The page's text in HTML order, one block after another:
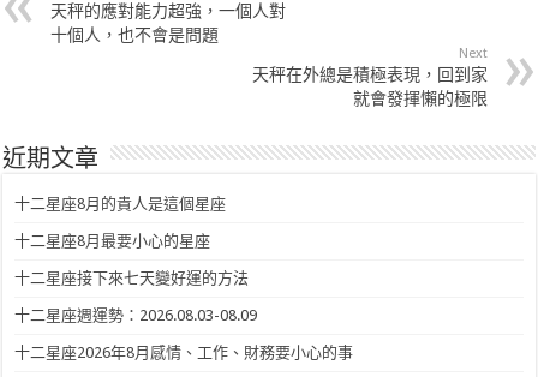
天秤的應對能力超強，一個人對
十個人，也不會是問題
Next
天秤在外總是積極表現，回到家
就會發揮懶的極限
近期文章
十二星座8月的貴人是這個星座
十二星座8月最要小心的星座
十二星座接下來七天變好運的方法
十二星座週運勢：2026.08.03-08.09
十二星座2026年8月感情、工作、財務要小心的事